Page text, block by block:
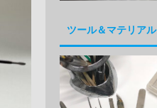
ツール＆マテリアル